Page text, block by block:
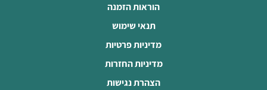
הוראות הזמנה
תנאי שימוש
מדיניות פרטיות
מדיניות החזרות
הצהרת נגישות